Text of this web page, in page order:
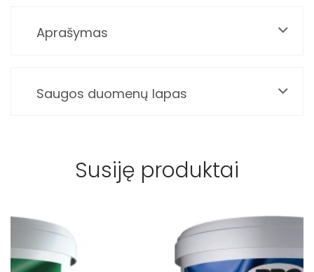
Aprašymas
Saugos duomenų lapas
Susiję produktai